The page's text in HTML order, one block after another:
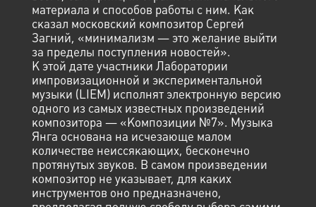
материала и способов работы с ним. Как
сказал московский композитор Сергей
Загний, «минимализм — это желание выйти
за пределы поступления новостей».
К этой дате участники Лаборатории
импровизационной и экспериментальной
музыки (LIEM) исполнят электронную версию
одного из самых известных произведений
композитора — «Композиции №7». Музыка
Янга основана на исчезающе малом
количестве неиссякающих, бесконечно
протянутых звуков. В самом произведении
композитор не указывает, для каких
инструментов оно предназначено,